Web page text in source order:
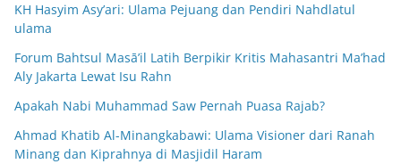
KH Hasyim Asy’ari: Ulama Pejuang dan Pendiri Nahdlatul
ulama
Forum Bahtsul Masā’il Latih Berpikir Kritis Mahasantri Ma’had
Aly Jakarta Lewat Isu Rahn
Apakah Nabi Muhammad Saw Pernah Puasa Rajab?
Ahmad Khatib Al-Minangkabawi: Ulama Visioner dari Ranah
Minang dan Kiprahnya di Masjidil Haram